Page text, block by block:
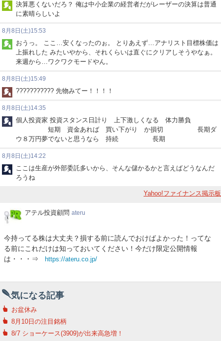
決算悪くないだろ？ 俺は中小企業の経営者だがレーザーの決算は普通
に素晴らしいよ
8月8日(土)15:53
おうっ。 ここ…安くなったのぉ。 とりあえず…アナリスト目標株価は
上振れした みたいやから、それくらいは直ぐにクリアしそうやなぁ。
来週から…ワクワクモードやん。
8月8日(土)15:49
??????????? 先物みてー！！！！
8月8日(土)14:35
個人投資家 投資スタンス日計り 上下激しくなる 体力勝負
短期 資金あれば 買い下がり か損切 長期ダ
ウ８万円夢でないと思うなら 持続 長期
8月8日(土)14:22
ここは生産が外部委託多いから、そんな儲かるかと言えばどうなんだ
ろうね
Yahoo!ファイナンス掲示板
ア
投
資
顧
アテル投資顧問 ateru
今持ってる株は大丈夫？損する前に読んでおけばよかった！ってな
る前にこれだけは知っておいてください！今だけ限定公開情報
は・・・⇒
https://ateru.co.jp/
気になる記事
お盆休み
8月10日の注目銘柄
8/7 ショーケース(3909)が出来高急増！